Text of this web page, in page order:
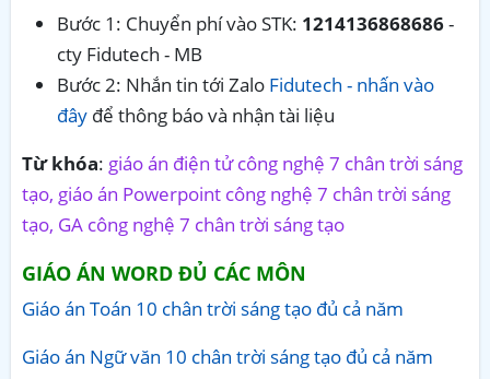
Bước 1: Chuyển phí vào STK: 1214136868686-
cty Fidutech - MB
Bước 2: Nhắn tin tới Zalo Fidutech - nhấn vào
đây để thông báo và nhận tài liệu
Từ khóa: giáo án điện tử công nghệ 7 chân trời sáng
tạo, giáo án Powerpoint công nghệ 7 chân trời sáng
tạo, GA công nghệ 7 chân trời sáng tạo
GIÁO ÁN WORD ĐỦ CÁC MÔN
Giáo án Toán 10 chân trời sáng tạo đủ cả năm
Giáo án Ngữ văn 10 chân trời sáng tạo đủ cả năm